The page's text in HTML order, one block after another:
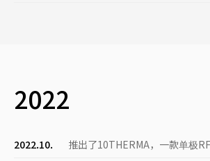
2022
2022.10.
推出了10THERMA，一款单极